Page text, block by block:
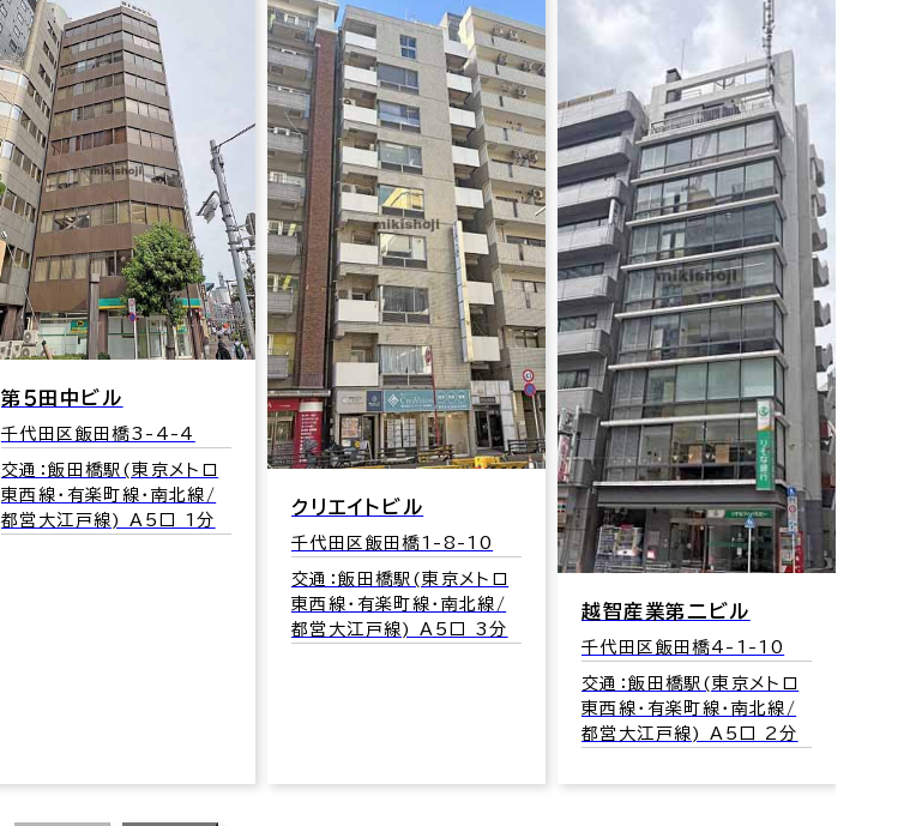
第５田中ビル
千代田区飯田橋3-4-4
交通：飯田橋駅(東京メトロ
東西線･有楽町線･南北線/
都営大江戸線) A5口 1分
クリエイトビル
千代田区飯田橋1-8-10
交通：飯田橋駅(東京メトロ
東西線･有楽町線･南北線/
都営大江戸線) A5口 3分
越智産業第二ビル
千代田区飯田橋4-1-10
交通：飯田橋駅(東京メトロ
東西線･有楽町線･南北線/
都営大江戸線) A5口 2分